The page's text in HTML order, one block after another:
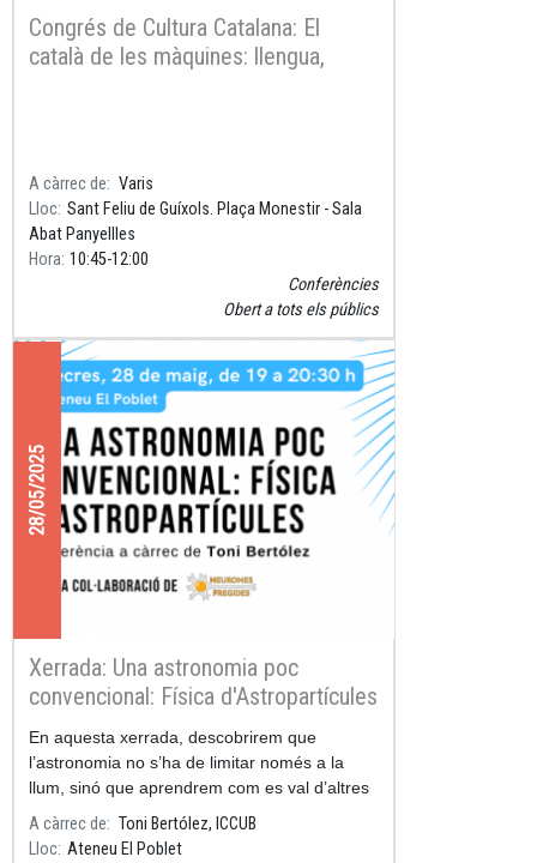
Congrés de Cultura Catalana: El
català de les màquines: llengua,
A càrrec de
Varis
Lloc Sant Feliu de Guíxols. Plaça Monestir - Sala
Abat Panyellles
Hora 10:45 12:00
Conferències
Obert a tots els públics
28/05/2025
Xerrada: Una astronomia poc
convencional: Física d'Astropartícules
En aquesta xerrada, descobrirem que
l’astronomia no s’ha de limitar només a la
llum, sinó que aprendrem com es val d’altres
partícules per a observar l’Univers.
A càrrec de
Toni Bertólez, ICCUB
Lloc Ateneu El Poblet